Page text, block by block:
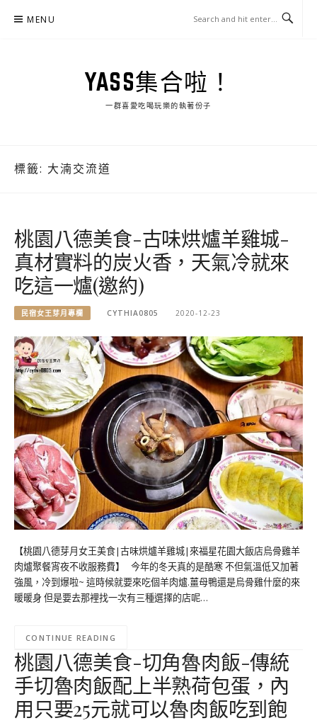
MENU
YASS集合啦！
一群喜愛吃喝玩樂的執著份子
標籤: 大湳交流道
桃園八德美食-古味烘爐羊雞城-
真材實料的炭火香，天氣冷就來
吃這一爐(邀約)
民宿女王芽月專欄 CYTHIA0805 2020-12-23
【桃園八德芽月女王美食|古味烘爐羊雞城|來福星花園大飯店烏骨雞羊
肉爐聚餐宵夜不收服務費】 今年的冬天真的是酷寒 不但氣溫低又加著
強風，冷到爆啦~ 這時候就要來吃個羊肉爐.薑母鴨還是烏骨雞什麼的來
暖暖身 但是要去那裡找一次有三種選擇的店呢…
CONTINUE READING
桃園八德美食-切角魯肉飯-傳統
手切魯肉飯配上半熟荷包蛋，內
用只要25元就可以魯肉飯吃到飽